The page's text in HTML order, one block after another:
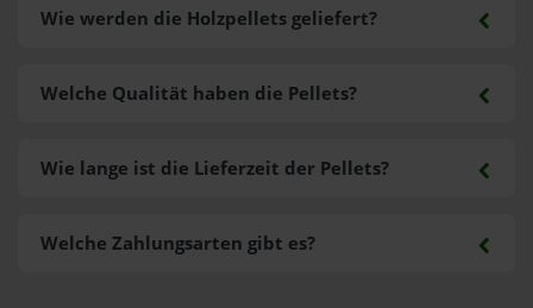
Wie werden die Holzpellets geliefert?
Welche Zahlungsarten gibt es?
Welche Qualität haben die Pellets?
Wie lange ist die Lieferzeit der Pellets?